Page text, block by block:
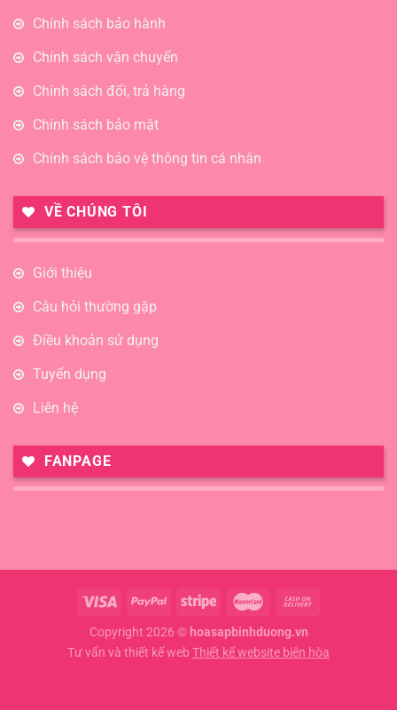
Chính sách bảo hành
Chính sách vận chuyển
Chính sách đổi, trả hàng
Chính sách bảo mật
Chính sách bảo vệ thông tin cá nhân
VỀ CHÚNG TÔI
Giới thiệu
Câu hỏi thường gặp
Điều khoản sử dụng
Tuyển dụng
Liên hệ
FANPAGE
Copyright 2026 © hoasapbinhduong.vn
Tư vấn và thiết kế web Thiết kế website biên hòa